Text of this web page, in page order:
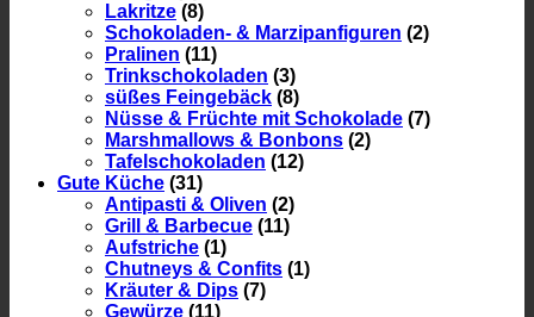
Lakritze (8)
Schokoladen- & Marzipanfiguren (2)
Pralinen (11)
Trinkschokoladen (3)
süßes Feingebäck (8)
Nüsse & Früchte mit Schokolade (7)
Marshmallows & Bonbons (2)
Tafelschokoladen (12)
Gute Küche (31)
Antipasti & Oliven (2)
Grill & Barbecue (11)
Aufstriche (1)
Chutneys & Confits (1)
Kräuter & Dips (7)
Gewürze (11)